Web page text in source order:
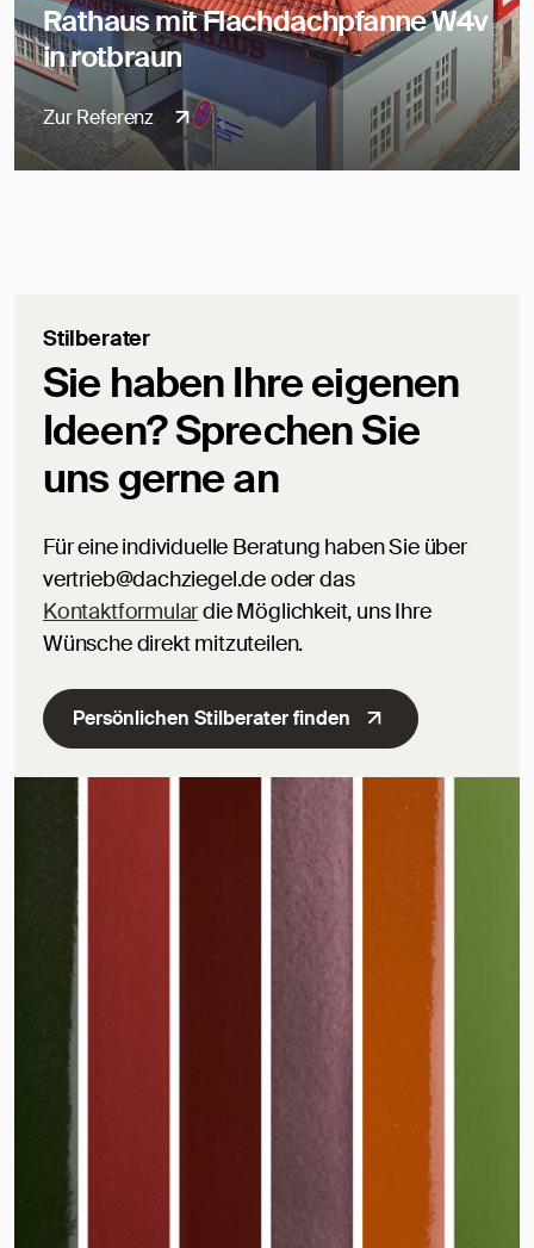
Rathaus mit Flachdachpfanne W4v
in rotbraun
Zur Referenz
Sie haben Ihre eigenen
Ideen? Sprechen Sie
uns gerne an
Stilberater
Für eine individuelle Beratung haben Sie über
vertrieb@dachziegel.de oder das
Kontaktformulardie Möglichkeit, uns Ihre
Wünsche direkt mitzuteilen.
Persönlichen Stilberater finden